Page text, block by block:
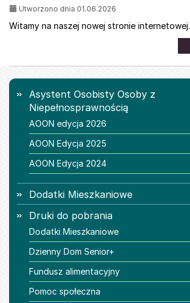
Utworzono dnia 01.06.2026
Witamy na naszej nowej stronie internetowej.
Menu
Asystent Osobisty Osoby z
Niepełnosprawnością
AOON edycja 2026
AOON Edycja 2025
AOON Edycja 2024
Dodatki Mieszkaniowe
Druki do pobrania
Dodatki Mieszkaniowe
Dzienny Dom Senior+
Fundusz alimentacyjny
Pomoc społeczna